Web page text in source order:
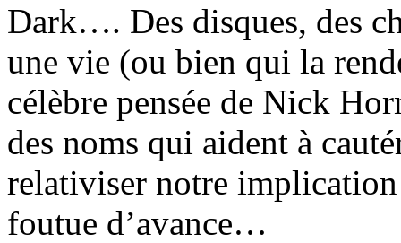
Dark…. Des disques, des
une vie (ou bien qui la
célèbre pensée de Nick
des noms qui aident à
relativiser notre
foutue d’avance…